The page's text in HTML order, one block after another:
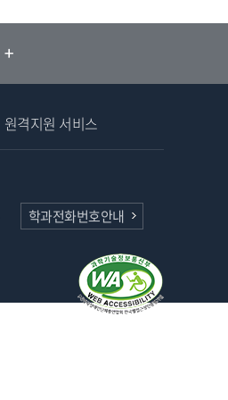
원격지원 서비스
학과전화번호안내